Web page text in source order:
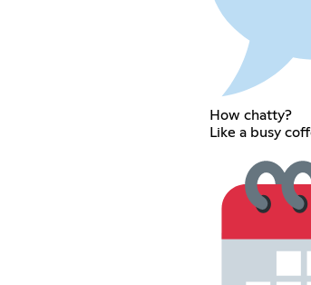
How chatty?
Like a busy